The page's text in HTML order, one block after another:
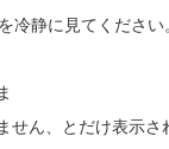
冷静に見てください
せん、とだけ表示さ